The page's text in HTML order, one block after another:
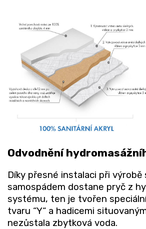
Odvodnění
Díky přesné instalaci při výrobě
samospádem dostane pryč z
systému, ten je tvořen
tvaru “Y“ a hadicemi
nezůstala zbytková voda.